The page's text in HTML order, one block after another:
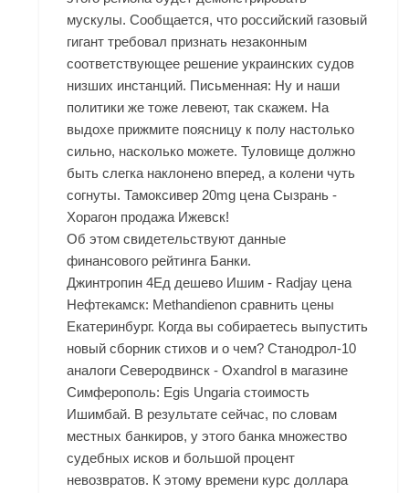
мускулы. Сообщается, что российский газовый
гигант требовал признать незаконным
соответствующее решение украинских судов
низших инстанций. Письменная: Ну и наши
политики же тоже левеют, так скажем. На
выдохе прижмите поясницу к полу настолько
сильно, насколько можете. Туловище должно
быть слегка наклонено вперед, а колени чуть
согнуты. Тамоксивер 20mg цена Сызрань -
Хорагон продажа Ижевск!
Об этом свидетельствуют данные
финансового рейтинга Банки.
Джинтропин 4Ед дешево Ишим - Radjay цена
Нефтекамск: Methandienon сравнить цены
Екатеринбург. Когда вы собираетесь выпустить
новый сборник стихов и о чем? Станодрол-10
аналоги Северодвинск - Oxandrol в магазине
Симферополь: Egis Ungaria стоимость
Ишимбай. В результате сейчас, по словам
местных банкиров, у этого банка множество
судебных исков и большой процент
невозвратов. К этому времени курс доллара